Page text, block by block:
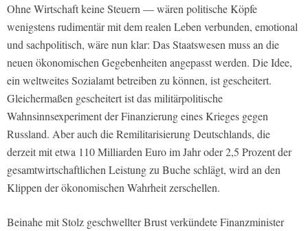
Ohne Wirtschaft keine Steuern — wären politische Köpfe
wenigstens rudimentär mit dem realen Leben verbunden, emotional
und sachpolitisch, wäre nun klar: Das Staatswesen muss an die
neuen ökonomischen Gegebenheiten angepasst werden. Die Idee,
ein weltweites Sozialamt betreiben zu können, ist gescheitert.
Gleichermaßen gescheitert ist das militärpolitische
Wahnsinnsexperiment der Finanzierung eines Krieges gegen
Russland. Aber auch die Remilitarisierung Deutschlands, die
derzeit mit etwa 110 Milliarden Euro im Jahr oder 2,5 Prozent der
gesamtwirtschaftlichen Leistung zu Buche schlägt, wird an den
Klippen der ökonomischen Wahrheit zerschellen.
Beinahe mit Stolz geschwellter Brust verkündete Finanzminister